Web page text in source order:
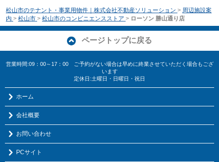
松山市のテナント・事業用物件｜株式会社不動産ソリューション > 周辺施設案
内 > 松山市 > 松山市のコンビニエンスストア > ローソン 勝山通り店
ページトップに戻る
営業時間:09：00～17：00 ご予約がない場合は早めに終業させていただく場合もござ
います
定休日:土曜日・日曜日・祝日
ホーム
会社概要
お問い合わせ
PCサイト